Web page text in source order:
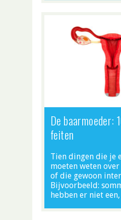
De baarmoeder:
feiten
Tien dingen die je
moeten weten
of die gewoon
Bijvoorbeeld:
hebben er niet